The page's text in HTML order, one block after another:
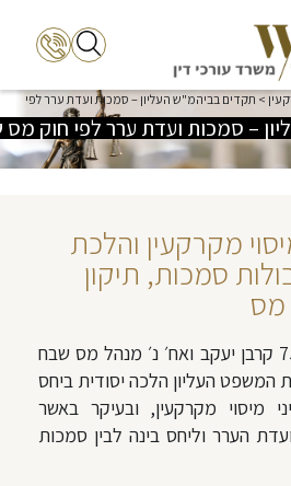
– סמכות ועדת ערר לפי חוק
> תקדים בביהמ"ש העליון – סמכות ועדת ערר לפי
מקרקעין והלכת
סמכות, תיקון
מס
בפסק הדין ע״א 755/88 קרבן יעקב ואח׳ נ׳ מנהל מס שבח
המשפט העליון הלכה יסודית ביחס
מיסוי מקרקעין, ובעיקר באשר
הערר וליחס בינה לבין סמכות